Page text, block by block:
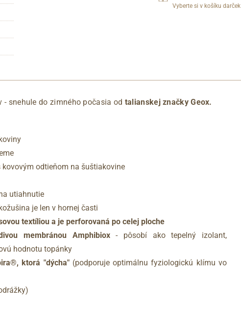
Vyberte si v košíku darček
snehule do zimného počasia od talianskej značky Geox.
odtieňom na šuštiakovine
utiahnutie
je len v hornej časti
textíliou a je perforovaná po celej ploche
membránou Amphibiox- pôsobí ako tepelný izolant,
hodnotu topánky
ktorá "dýcha"(podporuje optimálnu fyziologickú klímu vo